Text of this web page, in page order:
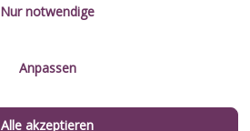
Impressum
Unsere Regeln
Nur notwendige
Anpassen
Alle akzeptieren